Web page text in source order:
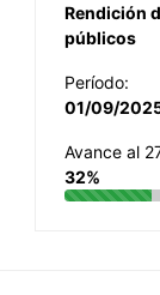
Rendición
públicos
Período:
01/09/
Avance al
32%